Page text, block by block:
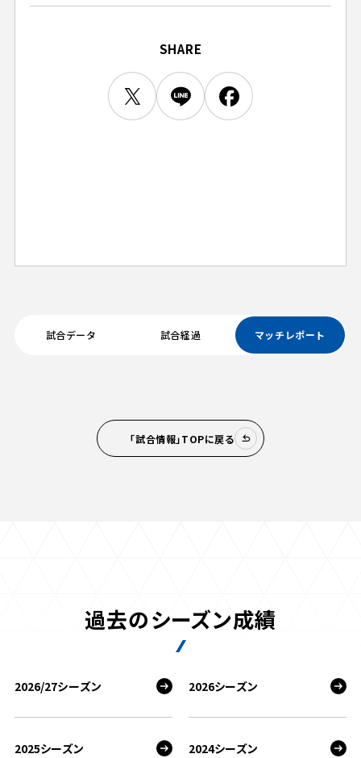
ビジターサポーターの皆様へ
車イスでの観戦
試合運営管理規程
三輪緑山ベースを利用
三輪緑山ベースご利用案内
ＦＣ町田ゼルビアスポーツクラブ
ＦＣ町田ゼルビアアカデミー
パートナー企業一覧
LINEミニアプリプライバシーポリシー
SHARE
試合データ 試合経過 マッチレポート
「試合情報」TOPに戻る
過去のシーズン成績
2026/27シーズン 2026シーズン
2025シーズン 2024シーズン